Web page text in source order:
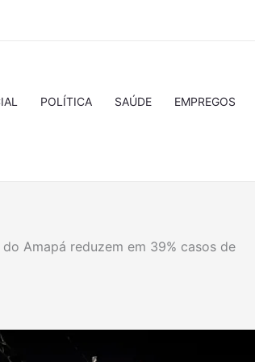
POLÍTICA SAÚDE EMPREGOS
Amapá reduzem em 39% casos de